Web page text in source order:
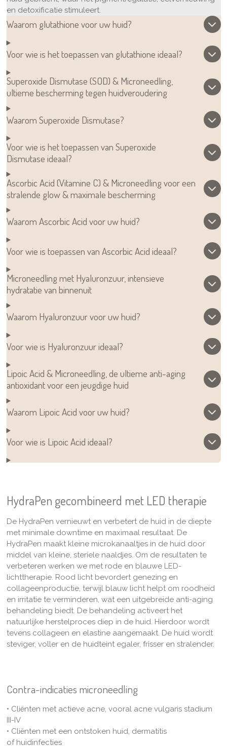
en detoxificatie stimuleert.
Waarom glutathione voor uw huid?
Voor wie is het toepassen van glutathione ideaal?
Superoxide Dismutase (SOD) & Microneedling,
ultieme bescherming tegen huidveroudering
Waarom Superoxide Dismutase?
Voor wie is het toepassen van Superoxide
Dismutase ideaal?
Ascorbic Acid (Vitamine C) & Microneedling voor een
stralende glow & maximale bescherming
Waarom Ascorbic Acid voor uw huid?
Voor wie is toepassen van Ascorbic Acid ideaal?
Microneedling met Hyaluronzuur, intensieve
hydratatie van binnenuit
Waarom Hyaluronzuur voor uw huid?
Voor wie is Hyaluronzuur ideaal?
Lipoic Acid & Microneedling, de ultieme anti-aging
antioxidant voor een jeugdige huid
Waarom Lipoic Acid voor uw huid?
Voor wie is Lipoic Acid ideaal?
HydraPen gecombineerd met LED therapie
De HydraPen vernieuwt en verbetert de huid in de diepte
met minimale downtime en maximaal resultaat. De
HydraPen maakt kleine microkanaaltjes in de huid door
middel van kleine, steriele naaldjes. Om de resultaten te
verbeteren werken we met rode en blauwe LED-
lichttherapie. Rood licht bevordert genezing en
collageenproductie, terwijl blauw licht helpt om roodheid
en irritatie te verminderen, wat een uitgebreide anti-aging
behandeling biedt. De behandeling activeert het
natuurlijke herstelproces diep in de huid. Hierdoor wordt
tevens collageen en elastine aangemaakt. De huid wordt
steviger, voller en de huidteint egaler, frisser en stralender.
Contra-indicaties microneedling
• Cliënten met actieve acne, vooral acne vulgaris stadium
III-IV
• Cliënten met een ontstoken huid, dermatitis
of huidinfecties